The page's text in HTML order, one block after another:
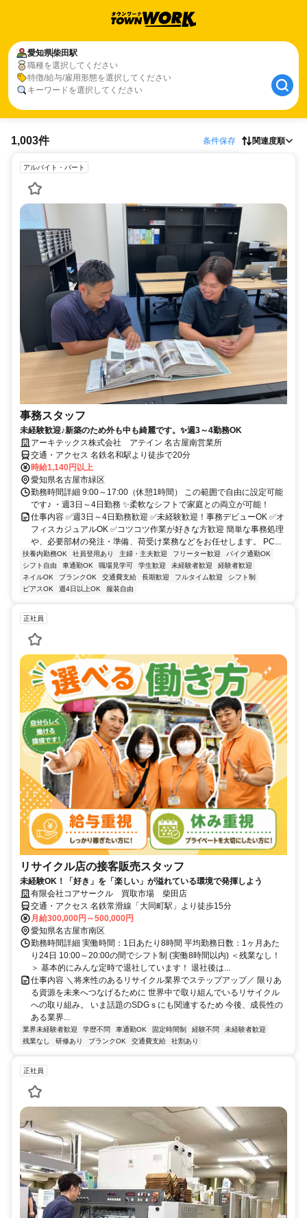
愛知県柴田駅
職種を選択してください
特徴/給与/雇用形態を選択してください
キーワードを選択してください
1,003件 条件保存 関連度順
アルバイト・パート
事務スタッフ
未経験歓迎♪新築のため外も中も綺麗です。✨週3～4勤務OK
アーキテックス株式会社 アテイン 名古屋南営業所
交通・アクセス 名鉄名和駅より徒歩で20分
時給1,140円以上
愛知県名古屋市緑区
勤務時間詳細 9:00～17:00（休憩1時間） この範囲で自由に設定可能
です♪ ・週3日～4日勤務 ✨柔軟なシフトで家庭との両立が可能！
仕事内容 ✅週3日～4日勤務歓迎 ✅未経験歓迎！事務デビューOK ✅オ
フィスカジュアルOK ✅コツコツ作業が好きな方歓迎 簡単な事務処理
や、必要部材の発注・準備、荷受け業務などをお任せします。 PC...
扶養内勤務OK 社員登用あり 主婦・主夫歓迎 フリーター歓迎
バイク通勤OK
シフト自由
車通勤OK 職場見学可 学生歓迎 未経験者歓迎
経験者歓迎
ネイルOK
ブランクOK 交通費支給 長期歓迎 フルタイム歓迎
シフト制
ピアスOK
週4日以上OK 服装自由
正社員
リサイクル店の接客販売スタッフ
未経験OK！「好き」を「楽しい」が溢れている環境で発揮しよう
有限会社コアサークル 買取市場 柴田店
交通・アクセス 名鉄常滑線「大同町駅」より徒歩15分
月給300,000円～500,000円
愛知県名古屋市南区
勤務時間詳細 実働時間：1日あたり8時間 平均勤務日数：1ヶ月あた
り24日 10:00～20:00の間でシフト制 (実働8時間以内) ＜残業なし！
＞ 基本的にみんな定時で退社しています！ 退社後は...
仕事内容 ＼将来性のあるリサイクル業界でステップアップ／ 限りあ
る資源を未来へつなげるために 世界中で取り組んでいるリサイクル
への取り組み。 いま話題のSDGｓにも関連するため 今後、成長性の
ある業界...
業界未経験者歓迎 学歴不問 車通勤OK 固定時間制 経験不問
未経験者歓迎
残業なし
研修あり ブランクOK 交通費支給 社割あり
正社員